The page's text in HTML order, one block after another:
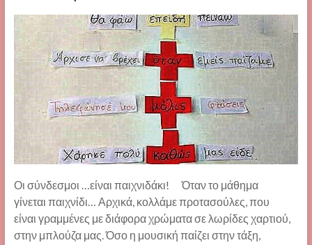
Οι σύνδεσμοι …είναι παιχνιδάκι! Όταν το μάθημα
γίνεται παιχνίδι… Αρχικά, κολλάμε προτασούλες, που
είναι γραμμένες με διάφορα χρώματα σε λωρίδες χαρτιού,
στην μπλούζα μας. Όσο η μουσική παίζει στην τάξη,